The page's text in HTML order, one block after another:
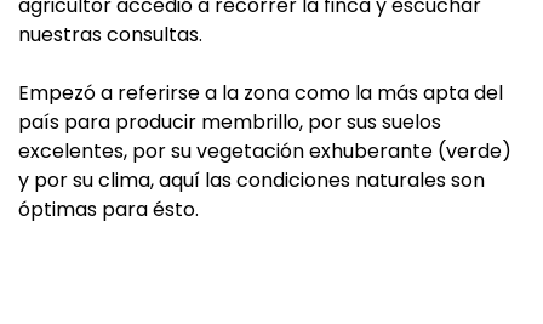
nuestras consultas.
Empezó a referirse a la zona como la más apta del
país para producir membrillo, por sus suelos
excelentes, por su vegetación exhuberante (verde)
y por su clima, aquí las condiciones naturales son
óptimas para ésto.